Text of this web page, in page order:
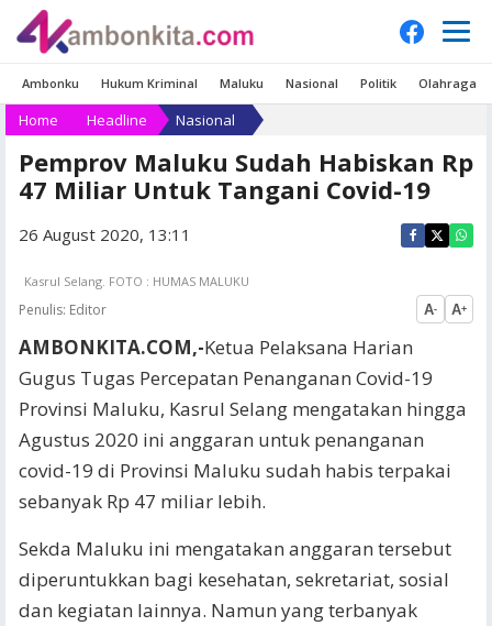
Ambonku Hukum Kriminal Maluku Nasional Politik Olahraga
Home Headline Nasional
Pemprov Maluku Sudah Habiskan Rp
47 Miliar Untuk Tangani Covid-19
26 August 2020, 13:11
Kasrul Selang. FOTO : HUMAS MALUKU
Penulis: Editor A- A+
AMBONKITA.COM,-Ketua Pelaksana Harian
Gugus Tugas Percepatan Penanganan Covid-19
Provinsi Maluku, Kasrul Selang mengatakan hingga
Agustus 2020 ini anggaran untuk penanganan
covid-19 di Provinsi Maluku sudah habis terpakai
sebanyak Rp 47 miliar lebih.
Sekda Maluku ini mengatakan anggaran tersebut
diperuntukkan bagi kesehatan, sekretariat, sosial
dan kegiatan lainnya. Namun yang terbanyak